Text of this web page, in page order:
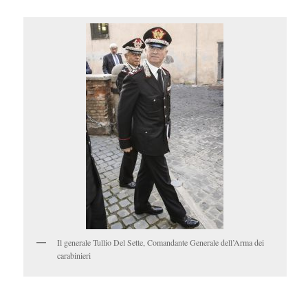
Il generale Tullio Del Sette, Comandante Generale dell’Arma dei
carabinieri